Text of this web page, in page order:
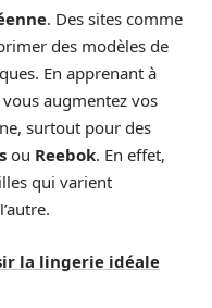
. Des sites comme
des modèles de
En apprenant à
augmentez vos
surtout pour des
ou Reebok. En effet,
qui varient
la lingerie idéale